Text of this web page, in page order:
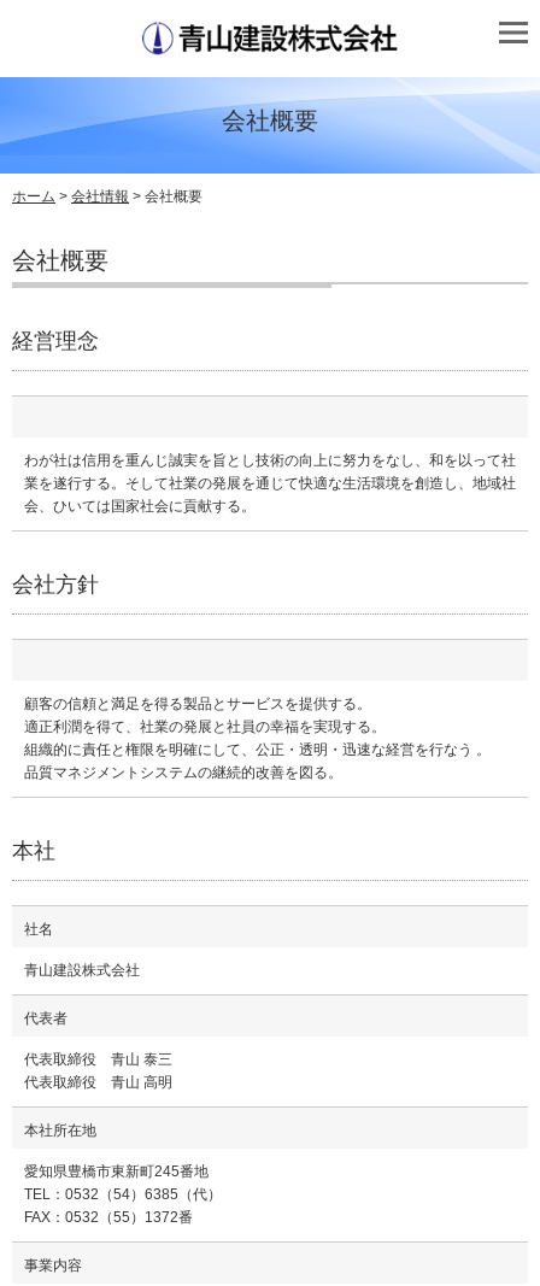
会社概要
ホーム > 会社情報 > 会社概要
会社概要
経営理念
わが社は信用を重んじ誠実を旨とし技術の向上に努力をなし、和を以って社
業を遂行する。そして社業の発展を通じて快適な生活環境を創造し、地域社
会、ひいては国家社会に貢献する。
会社方針
顧客の信頼と満足を得る製品とサービスを提供する。
適正利潤を得て、社業の発展と社員の幸福を実現する。
組織的に責任と権限を明確にして、公正・透明・迅速な経営を行なう 。
品質マネジメントシステムの継続的改善を図る。
本社
社名
青山建設株式会社
代表者
代表取締役 青山 泰三
代表取締役 青山 高明
本社所在地
愛知県豊橋市東新町245番地
TEL：0532（54）6385（代）
FAX：0532（55）1372番
事業内容